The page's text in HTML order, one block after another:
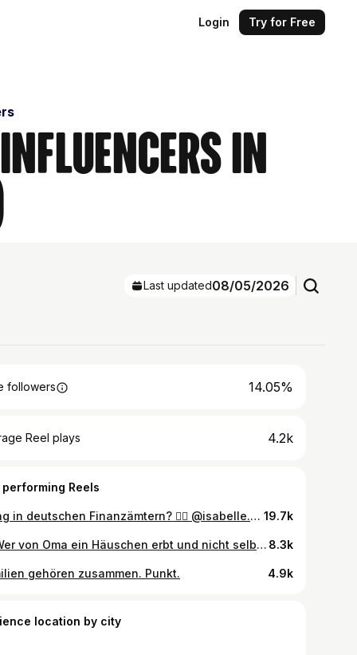
Login Try for Free
in
Last updated08/05/2026
followers 14.05%
Reel plays 4.2k
performing Reels
Alltag in deutschen Finanzämtern? 🕵️‍♀️ @isabelle.vandre und ich haben uns mal genau angeschaut, wer beim Hauskauf wie viel zahlt – und wie große Immobilienkonzerne die Steuer zum Teil gleich ganz umgehen 🤯 Den Deepdive dazu gibt’s im nächsten Video 🔎 19.7k
🏠 Wer von Oma ein Häuschen erbt und nicht selbst einzieht, zahlt Erbschaftssteuer. Wenn man von Oma 300 Häuschen erbt, sieht die Lage allerdings ganz anders aus… 💶 @isabelle.vandre und ich gehen rein. 8.3k
gehören zusammen. Punkt. 4.9k
location by city